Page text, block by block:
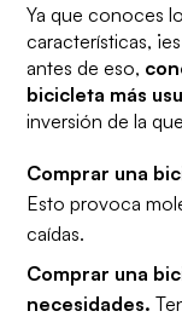
Ya que conoces
características,
antes de eso,
bicicleta más
inversión de la
Comprar una
Esto provoca
caídas.
Comprar una
necesidades.